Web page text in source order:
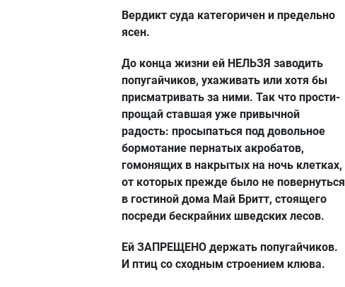
Вердикт суда категоричен и предельно
ясен.
До конца жизни ей НЕЛЬЗЯ заводить
попугайчиков, ухаживать или хотя бы
присматривать за ними. Так что прости-
прощай ставшая уже привычной
радость: просыпаться под довольное
бормотание пернатых акробатов,
гомонящих в накрытых на ночь клетках,
от которых прежде было не повернуться
в гостиной дома Май Бритт, стоящего
посреди бескрайних шведских лесов.
Ей ЗАПРЕЩЕНО держать попугайчиков.
И птиц со сходным строением клюва.